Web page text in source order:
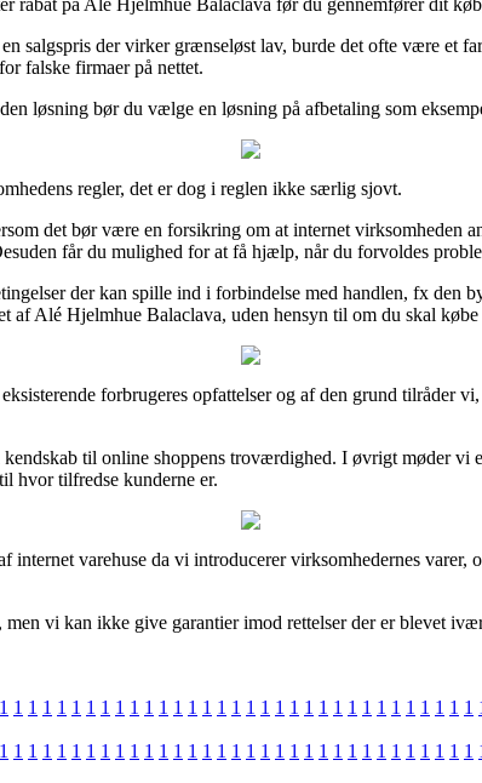
salgspris der virker grænseløst lav, burde det ofte være et
falske firmaer på nettet.
løsning bør du vælge en løsning på afbetaling som
regler, det er dog i reglen ikke særlig sjovt.
det bør være en forsikring om at internet virksomheden
får du mulighed for at få hjælp, når du forvoldes
der kan spille ind i forbindelse med handlen, fx den
Alé Hjelmhue Balaclava, uden hensyn til om du skal
forbrugeres opfattelser og af den grund tilråder
til online shoppens troværdighed. I øvrigt møder vi
hvor tilfredse kunderne er.
internet varehuse da vi introducerer virksomhedernes
vi kan ikke give garantier imod rettelser der er blevet
1 1 1 1 1 1 1 1 1 1 1 1 1 1 1 1 1 1 1 1 1 1 1 1 1 1 1 1 1 1 1 1 1
1 1 1 1 1 1 1 1 1 1 1 1 1 1 1 1 1 1 1 1 1 1 1 1 1 1 1 1 1 1 1 1 1